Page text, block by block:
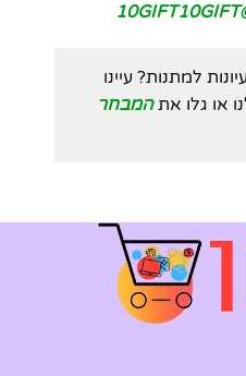
למתנות? עיינו
או גלו אתהמבחר